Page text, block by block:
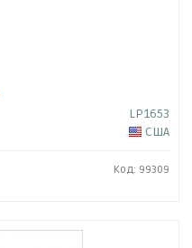
LP1653
США
Код: 99309